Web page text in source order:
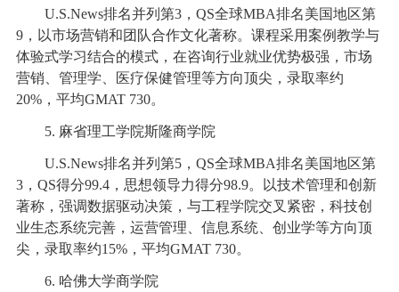
U.S.News排名并列第3，QS全球MBA排名美国地区第
9，以市场营销和团队合作文化著称。课程采用案例教学与
体验式学习结合的模式，在咨询行业就业优势极强，市场
营销、管理学、医疗保健管理等方向顶尖，录取率约
20%，平均GMAT 730。
5. 麻省理工学院斯隆商学院
U.S.News排名并列第5，QS全球MBA排名美国地区第
3，QS得分99.4，思想领导力得分98.9。以技术管理和创新
著称，强调数据驱动决策，与工程学院交叉紧密，科技创
业生态系统完善，运营管理、信息系统、创业学等方向顶
尖，录取率约15%，平均GMAT 730。
6. 哈佛大学商学院